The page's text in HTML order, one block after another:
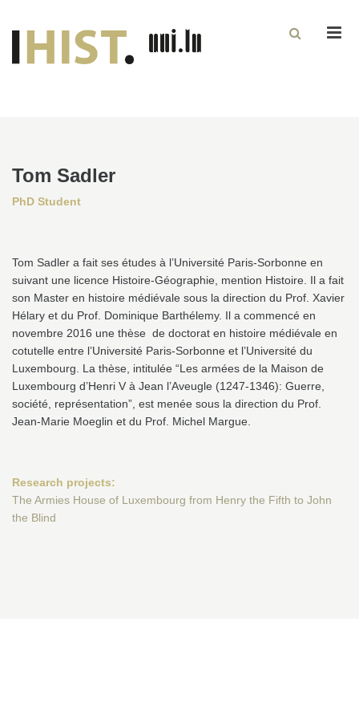
Tom Sadler
PhD Student
Tom Sadler a fait ses études à l’Université Paris-Sorbonne en
suivant une licence Histoire-Géographie, mention Histoire. Il a fait
son Master en histoire médiévale sous la direction du Prof. Xavier
Hélary et du Prof. Dominique Barthélemy. Il a commencé en
novembre 2016 une thèse de doctorat en histoire médiévale en
cotutelle entre l’Université Paris-Sorbonne et l’Université du
Luxembourg. La thèse, intitulée “Les armées de la Maison de
Luxembourg d’Henri V à Jean l’Aveugle (1247-1346): Guerre,
société, représentation”, est menée sous la direction du Prof.
Jean-Marie Moeglin et du Prof. Michel Margue.
Research projects:
The Armies House of Luxembourg from Henry the Fifth to John
the Blind